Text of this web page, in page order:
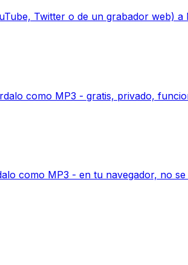
Twitter o de un grabador web)
como MP3 - gratis, privado,
como MP3 - en tu navegador, no